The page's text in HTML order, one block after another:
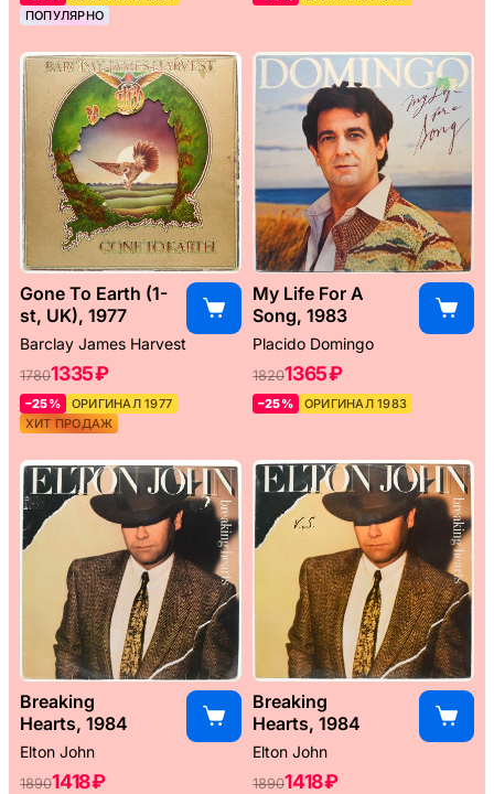
ПОПУЛЯРНО
Gone To Earth (1-
st, UK), 1977
Barclay James Harvest
17801335 ₽
–25%
ОРИГИНАЛ 1977
ХИТ ПРОДАЖ
My Life For A
Song, 1983
Placido Domingo
18201365 ₽
–25% ОРИГИНАЛ 1983
Breaking
Hearts, 1984
Elton John
18901418 ₽
Breaking
Hearts, 1984
Elton John
18901418 ₽